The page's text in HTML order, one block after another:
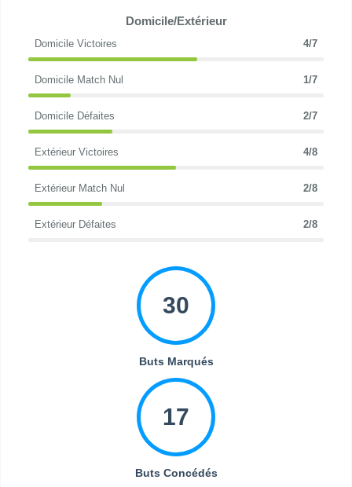
Domicile/Extérieur
Domicile Victoires 4/7
Domicile Match Nul 1/7
Domicile Défaites 2/7
Extérieur Victoires 4/8
Extérieur Match Nul 2/8
Extérieur Défaites 2/8
30
Buts Marqués
17
Buts Concédés